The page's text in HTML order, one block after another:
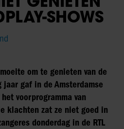
SHOWS
om te genieten van de
gaf in de Amsterdamse
voorprogramma van
klachten zat ze niet goed in
donderdag in de RTL